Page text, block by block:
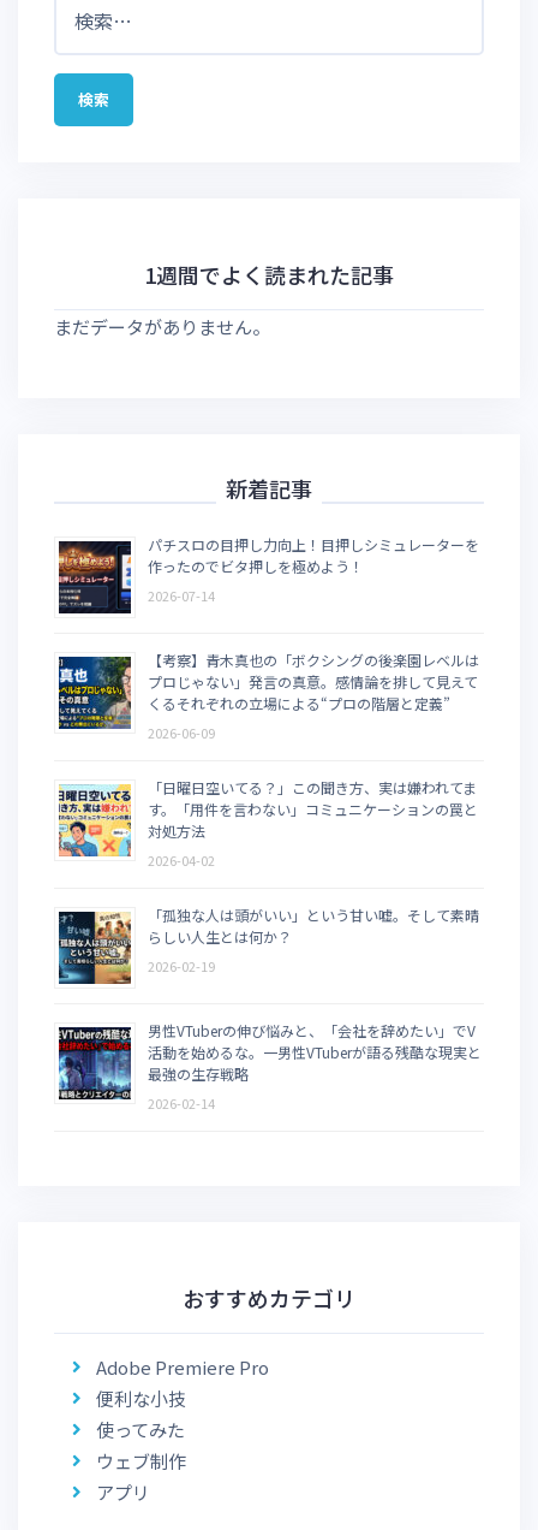
1週間でよく読まれた記事
まだデータがありません。
新着記事
パチスロの目押し力向上！目押しシミュレーターを
作ったのでビタ押しを極めよう！
2026-07-14
【考察】青木真也の「ボクシングの後楽園レベルは
プロじゃない」発言の真意。感情論を排して見えて
くるそれぞれの立場による“プロの階層と定義”
2026-06-09
「日曜日空いてる？」この聞き方、実は嫌われてま
す。「用件を言わない」コミュニケーションの罠と
対処方法
2026-04-02
「孤独な人は頭がいい」という甘い嘘。そして素晴
らしい人生とは何か？
2026-02-19
男性VTuberの伸び悩みと、「会社を辞めたい」でV
活動を始めるな。一男性VTuberが語る残酷な現実と
最強の生存戦略
2026-02-14
おすすめカテゴリ
Adobe Premiere Pro
便利な小技
使ってみた
ウェブ制作
アプリ